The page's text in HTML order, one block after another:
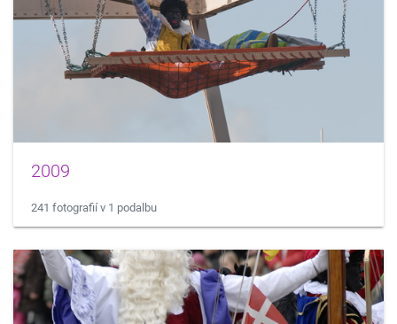
2009
241 fotografií v 1 podalbu